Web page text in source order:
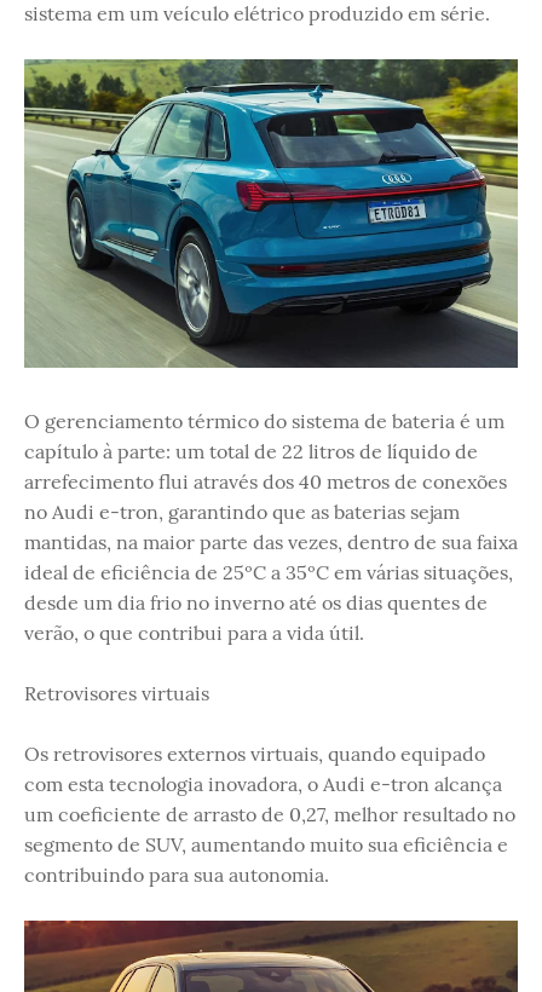
sistema em um veículo elétrico produzido em série.
O gerenciamento térmico do sistema de bateria é um
capítulo à parte: um total de 22 litros de líquido de
arrefecimento flui através dos 40 metros de conexões
no Audi e-tron, garantindo que as baterias sejam
mantidas, na maior parte das vezes, dentro de sua faixa
ideal de eficiência de 25ºC a 35ºC em várias situações,
desde um dia frio no inverno até os dias quentes de
verão, o que contribui para a vida útil.
Retrovisores virtuais
Os retrovisores externos virtuais, quando equipado
com esta tecnologia inovadora, o Audi e-tron alcança
um coeficiente de arrasto de 0,27, melhor resultado no
segmento de SUV, aumentando muito sua eficiência e
contribuindo para sua autonomia.